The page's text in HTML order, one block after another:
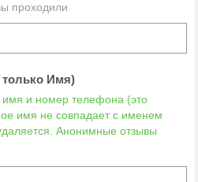
проходили
только Имя)
и номер телефона (это
имя не совпадает с именем
Анонимные отзывы